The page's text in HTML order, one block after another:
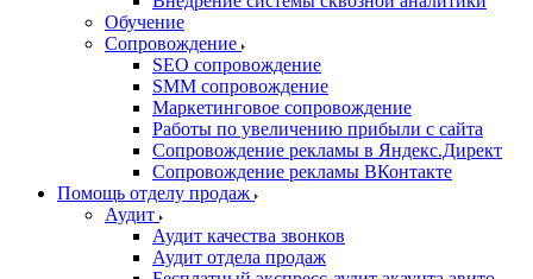
Обучение
Сопровождение
SEO сопровождение
SMM сопровождение
Маркетинговое сопровождение
Работы по увеличению прибыли с сайта
Сопровождение рекламы в Яндекс.Директ
Сопровождение рекламы ВКонтакте
Помощь отделу продаж
Аудит
Аудит качества звонков
Аудит отдела продаж